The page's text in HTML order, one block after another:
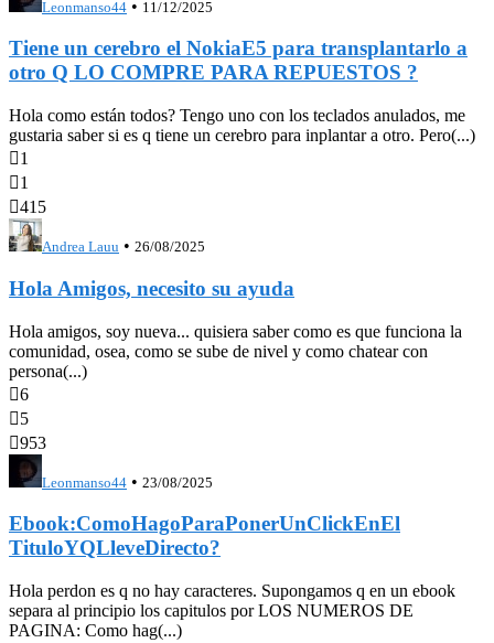
Leonmanso44 • 11/12/2025
Tiene un cerebro el NokiaE5 para transplantarlo a
otro Q LO COMPRE PARA REPUESTOS ?
Hola como están todos? Tengo uno con los teclados anulados, me
gustaria saber si es q tiene un cerebro para inplantar a otro. Pero(...)
1
1
415
Andrea Lauu • 26/08/2025
Hola Amigos, necesito su ayuda
Hola amigos, soy nueva... quisiera saber como es que funciona la
comunidad, osea, como se sube de nivel y como chatear con
persona(...)
6
5
953
Leonmanso44 • 23/08/2025
Ebook:ComoHagoParaPonerUnClickEnEl
TituloYQLleveDirecto?
Hola perdon es q no hay caracteres. Supongamos q en un ebook
separa al principio los capitulos por LOS NUMEROS DE
PAGINA: Como hag(...)